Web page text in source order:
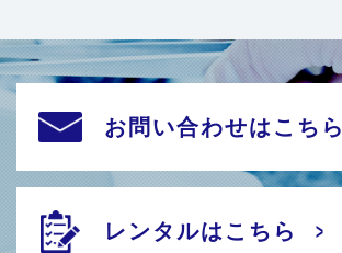
お問い合わせはこちら
レンタルはこちら